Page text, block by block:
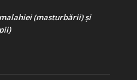
(masturbării) şi